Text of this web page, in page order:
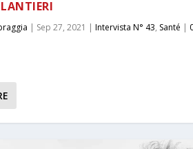
| Sep 27, 2021 |Intervista N° 43, Santé |